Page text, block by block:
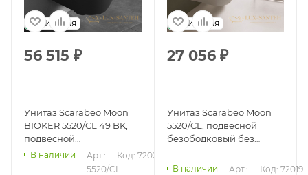
Италия
56 515 ₽
Унитаз Scarabeo Moon
BIOKER 5520/CL 49 BK,
подвесной
безободковый без
креплений и сиденья,
В наличии
Арт.:
5520/CL
Код: 72021
Италия
27 056₽
Унитаз Scarabeo Moon
5520/CL, подвесной
безободковый без
белый глянцевый
В наличии
Арт.:
Код: 72019